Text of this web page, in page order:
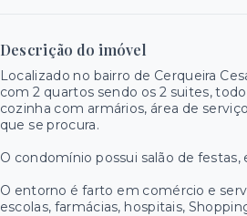
Descrição do imóvel
Localizado no bairro de Cerqueira
com 2 quartos sendo os 2 suites,
cozinha com armários, área de
que se procura.
O condomínio possui salão de festas,
O entorno é farto em comércio e
escolas, farmácias, hospitais,